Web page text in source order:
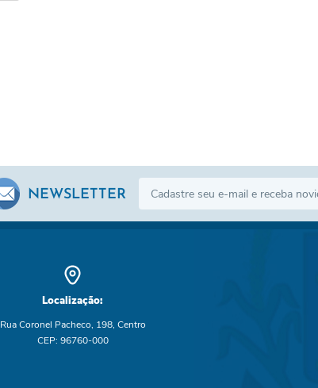
NEWSLETTER
Localização:
Rua Coronel Pacheco, 198, Centro
CEP: 96760-000